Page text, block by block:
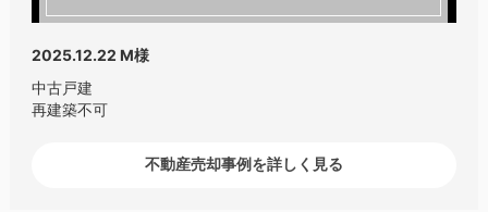
2025.12.22 M様
中古戸建
再建築不可
不動産売却事例を詳しく見る